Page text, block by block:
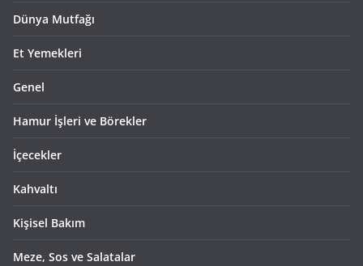
Dünya Mutfağı
Et Yemekleri
Genel
Hamur İşleri ve Börekler
İçecekler
Kahvaltı
Kişisel Bakım
Meze, Sos ve Salatalar